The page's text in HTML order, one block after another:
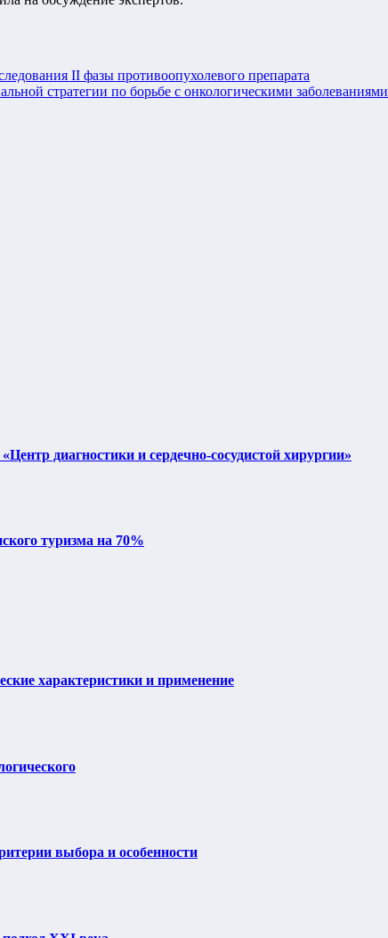
II фазы противоопухолевого препарата
стратегии по борьбе с онкологическими заболеваниями
диагностики и сердечно-сосудистой хирургии»
туризма на 70%
характеристики и применение
выбора и особенности